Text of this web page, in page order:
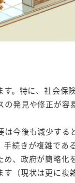
。特に、社会保
発見や修正が容
今後も減少する
続きが複雑であ
、政府が簡略化
（現状は更に複